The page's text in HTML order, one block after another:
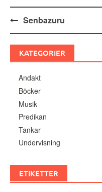
Senbazuru
KATEGORIER
Andakt
Böcker
Musik
Predikan
Tankar
Undervisning
ETIKETTER